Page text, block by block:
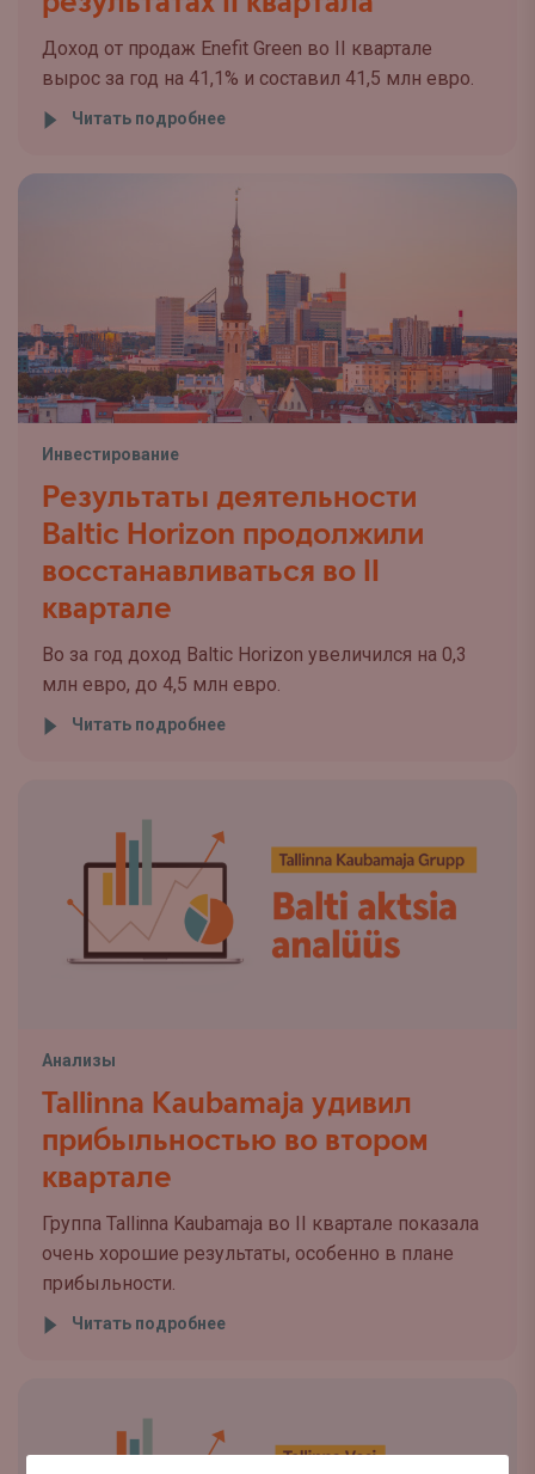
Доход от продаж Enefit Green во II квартале
вырос за год на 41,1% и составил 41,5 млн евро.
Читать подробнее
Инвестирование
Результаты деятельности
Baltic Horizon продолжили
восстанавливаться во II
квартале
Во за год доход Baltic Horizon увеличился на 0,3
млн евро, до 4,5 млн евро.
Читать подробнее
Анализы
Tallinna Kaubamaja удивил
прибыльностью во втором
квартале
Группа Tallinna Kaubamaja во II квартале показала
очень хорошие результаты, особенно в плане
прибыльности.
Читать подробнее